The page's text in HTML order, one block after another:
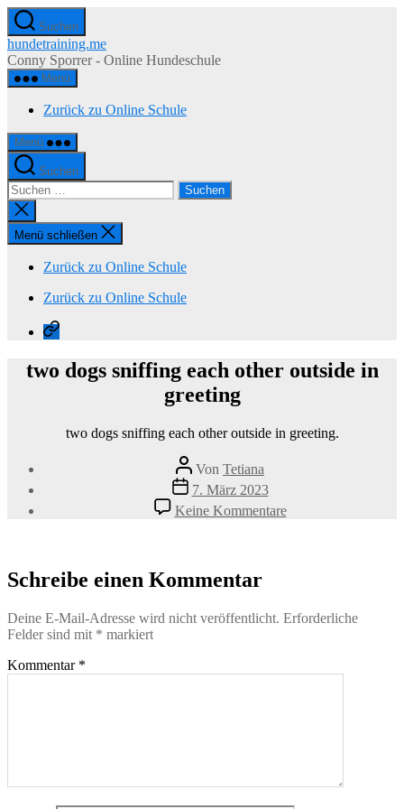
Zum
Inhalt
springen
Suchen
hundetraining.me
Conny Sporrer - Online Hundeschule
Menü
Zurück zu Online Schule
Menü
Suchen
Suchen
nach:
Suche
schließen
Menü schließen
Zurück zu Online Schule
Zurück zu Online Schule
Zurück
zu
Online
Schule
two dogs sniffing each other outside in
greeting
two dogs sniffing each other outside in greeting.
Beitragsautor
Von Tetiana
Veröffentlichungsdatum
7. März 2023
Keine Kommentarezu
two
in
Schreibe einen Kommentar
Deine E-Mail-Adresse wird nicht veröffentlicht. Erforderliche
Felder sind mit * markiert
Kommentar *